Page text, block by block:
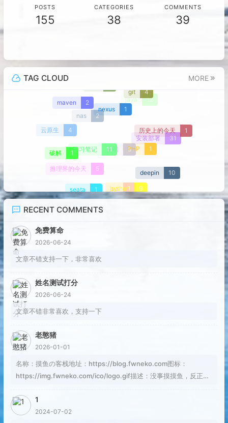
POSTS
155
CATEGORIES
38
COMMENTS
39
TAG CLOUD MORE
java 12
安装部署
31
前端
8
nas 2
git 4
历史上的今天 1
deepin 10
jpa 1
推理界的今天 5
云原生 4
maven 2
nexus 1
PHP
python 9
seata 1
破解 1
学习笔记 11
RECENT COMMENTS
免费算命
2026-06-24
文章不错支持一下，非常喜欢
姓名测试打分
2026-06-24
文章不错非常喜欢，支持一下
老憨猪
2026-01-01
名称：摸鱼の客栈地址：https://blog.fwneko.com图标：
https://img.fwneko.com/ico/logo.gif描述：没事摸摸鱼，反正焦
1
2024-07-02